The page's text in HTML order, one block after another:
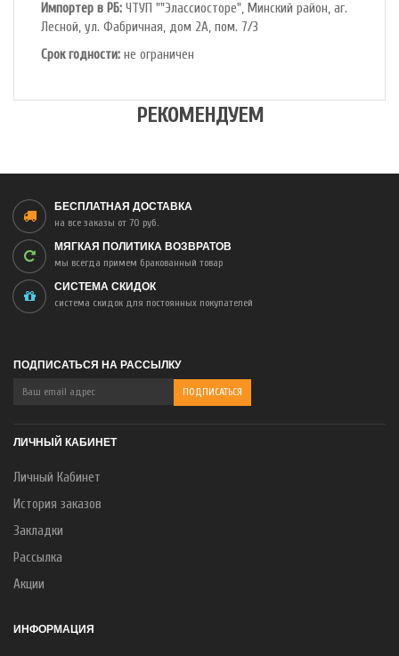
Импортер в РБ: ЧТУП ""Элассиосторе", Минский район, аг.
Лесной, ул. Фабричная, дом 2А, пом. 7/3
Срок годности: не ограничен
РЕКОМЕНДУЕМ
БЕСПЛАТНАЯ ДОСТАВКА
на все заказы от 70 руб.
МЯГКАЯ ПОЛИТИКА ВОЗВРАТОВ
мы всегда примем бракованный товар
СИСТЕМА СКИДОК
система скидок для постоянных покупателей
ПОДПИСАТЬСЯ НА РАССЫЛКУ
ЛИЧНЫЙ КАБИНЕТ
Личный Кабинет
История заказов
Закладки
Рассылка
Акции
ИНФОРМАЦИЯ